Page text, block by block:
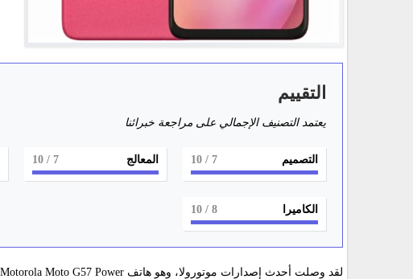
التقييم
يعتمد التصنيف الإجمالي على مراجعة خبرائنا
التصميم 7
/ 10 المعالج 7
/ 10
الكاميرا 8
/ 10